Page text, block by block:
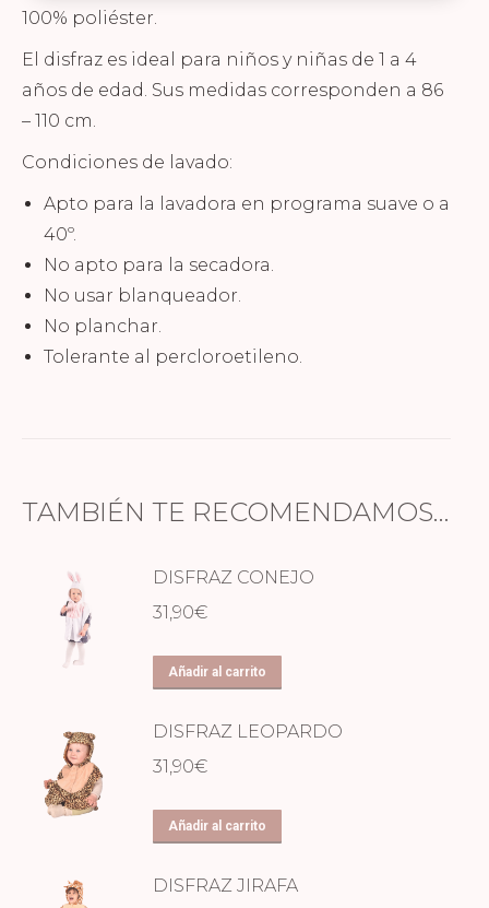
100% poliéster.
El disfraz es ideal para niños y niñas de 1 a 4
años de edad. Sus medidas corresponden a 86
– 110 cm.
Condiciones de lavado:
Apto para la lavadora en programa suave o a
40º.
No apto para la secadora.
No usar blanqueador.
No planchar.
Tolerante al percloroetileno.
TAMBIÉN TE RECOMENDAMOS…
DISFRAZ CONEJO
31,90€
Añadir al carrito
DISFRAZ LEOPARDO
31,90€
Añadir al carrito
DISFRAZ JIRAFA